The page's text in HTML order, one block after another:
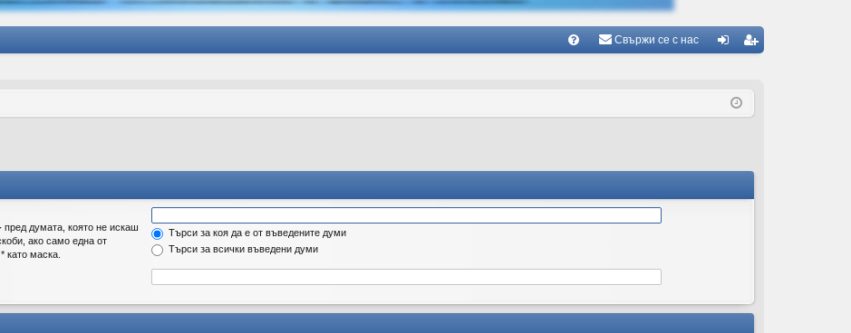
Б
О
ор
и
Свържи се с нас
ис
ия
пред думата, която не искаш
ако само една от
като маска.
Търси за коя да е от въведените думи
Търси за всички въведени думи